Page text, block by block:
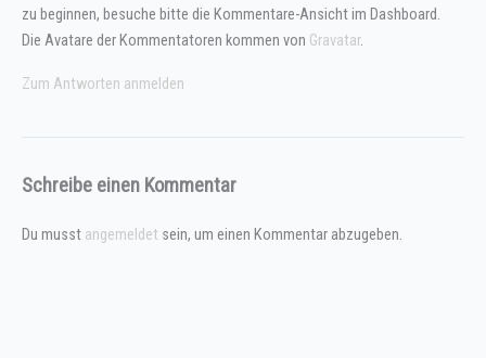
zu beginnen, besuche bitte die Kommentare-Ansicht im Dashboard.
Die Avatare der Kommentatoren kommen von Gravatar.
Zum Antworten anmelden
Schreibe einen Kommentar
Du musst angemeldet sein, um einen Kommentar abzugeben.